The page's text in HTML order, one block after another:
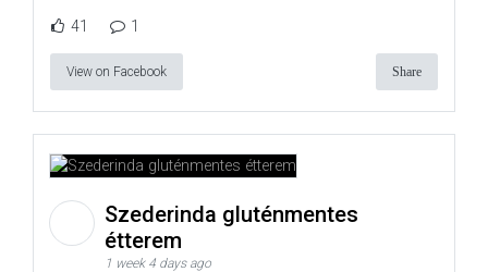
41 1
View on Facebook Share
Szederinda gluténmentes
étterem
1 week 4 days ago